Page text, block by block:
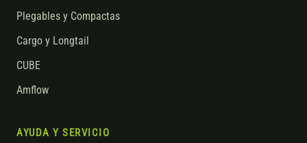
Plegables y Compactas
Cargo y Longtail
CUBE
Amflow
AYUDA Y SERVICIO